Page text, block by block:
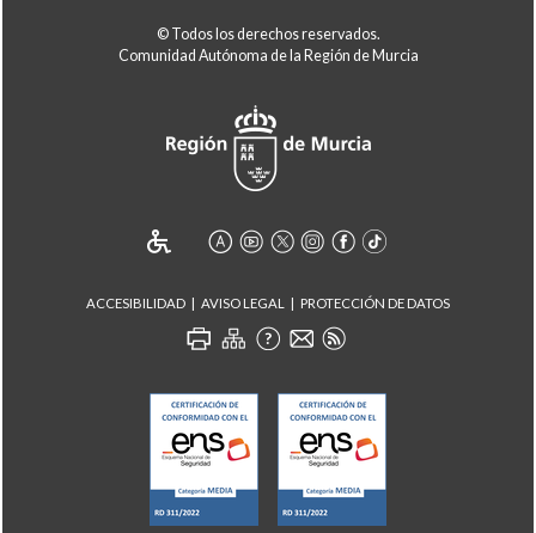
© Todos los derechos reservados.
Comunidad Autónoma de la Región de Murcia
ACCESIBILIDAD AVISO LEGAL PROTECCIÓN DE DATOS